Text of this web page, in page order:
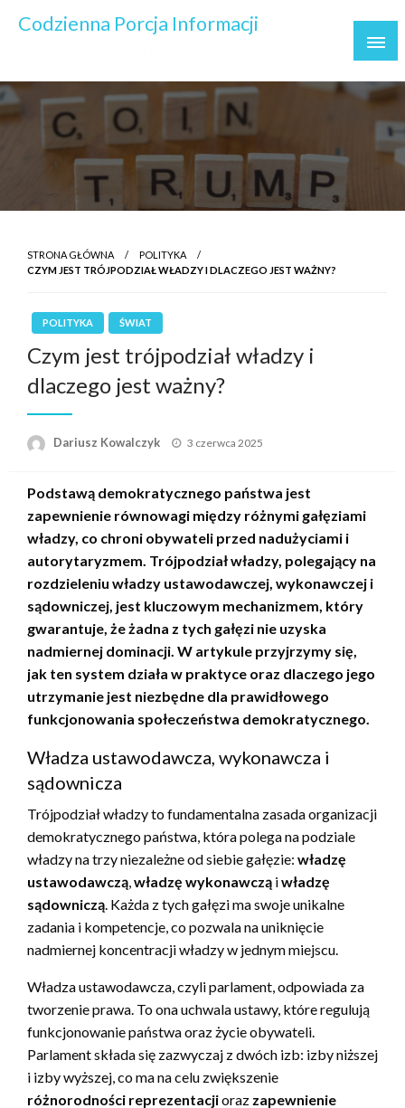
Codzienna Porcja Informacji
STRONA GŁÓWNA
POLITYKA
CZYM JEST TRÓJPODZIAŁ WŁADZY I DLACZEGO JEST WAŻNY?
POLITYKA ŚWIAT
Czym jest trójpodział władzy i
dlaczego jest ważny?
Dariusz Kowalczyk
Opublikowane
3 czerwca 2025
Podstawą demokratycznego państwa jest
zapewnienie równowagi między różnymi gałęziami
władzy, co chroni obywateli przed nadużyciami i
autorytaryzmem. Trójpodział władzy, polegający na
rozdzieleniu władzy ustawodawczej, wykonawczej i
sądowniczej, jest kluczowym mechanizmem, który
gwarantuje, że żadna z tych gałęzi nie uzyska
nadmiernej dominacji. W artykule przyjrzymy się,
jak ten system działa w praktyce oraz dlaczego jego
utrzymanie jest niezbędne dla prawidłowego
funkcjonowania społeczeństwa demokratycznego.
Władza ustawodawcza, wykonawcza i
sądownicza
Trójpodział władzy to fundamentalna zasada organizacji
demokratycznego państwa, która polega na podziale
władzy na trzy niezależne od siebie gałęzie: władzę
ustawodawczą,władzę wykonawczą iwładzę
sądowniczą. Każda z tych gałęzi ma swoje unikalne
zadania i kompetencje, co pozwala na uniknięcie
nadmiernej koncentracji władzy w jednym miejscu.
Władza ustawodawcza, czyli parlament, odpowiada za
tworzenie prawa. To ona uchwala ustawy, które regulują
funkcjonowanie państwa oraz życie obywateli.
Parlament składa się zazwyczaj z dwóch izb: izby niższej
i izby wyższej, co ma na celu zwiększenie
różnorodności reprezentacjioraz zapewnienie